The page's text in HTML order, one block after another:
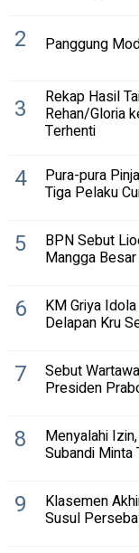
2 Panggung
3 Rekap Hasil
Rehan/Gloria
Terhenti
4 Pura-pura
Tiga Pelaku
5 BPN Sebut
Mangga
6 KM Griya
Delapan Kru
7 Sebut
Presiden
8 Menyalahi
Subandi Minta
9 Klasemen
Susul